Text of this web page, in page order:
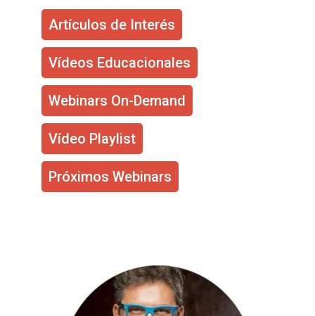
Artículos de Interés
Vídeos Educacionales
Webinars On-Demand
Vídeo Playlist
Próximos Webinars